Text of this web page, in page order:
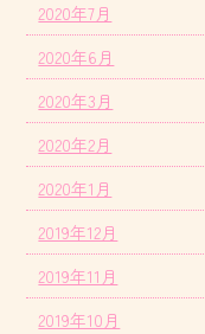
2020年7月
2020年6月
2020年3月
2020年2月
2020年1月
2019年12月
2019年11月
2019年10月